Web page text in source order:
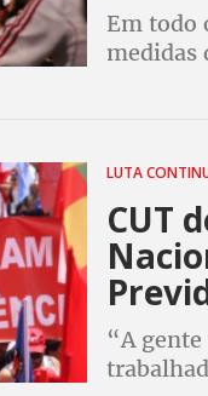
Em todo
medidas
LUTA
CUT
“A